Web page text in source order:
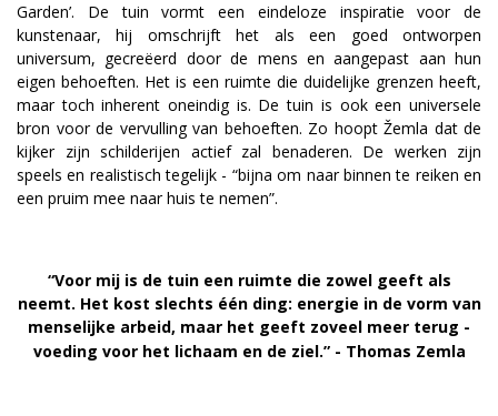
Garden’. De tuin vormt een eindeloze inspiratie voor de
kunstenaar, hij omschrijft het als een goed ontworpen
universum, gecreëerd door de mens en aangepast aan hun
eigen behoeften. Het is een ruimte die duidelijke grenzen heeft,
maar toch inherent oneindig is. De tuin is ook een universele
bron voor de vervulling van behoeften. Zo hoopt Žemla dat de
kijker zijn schilderijen actief zal benaderen. De werken zijn
speels en realistisch tegelijk - “bijna om naar binnen te reiken en
een pruim mee naar huis te nemen”.
“Voor mij is de tuin een ruimte die zowel geeft als
neemt. Het kost slechts één ding: energie in de vorm van
menselijke arbeid, maar het geeft zoveel meer terug -
voeding voor het lichaam en de ziel.” - Thomas Zemla